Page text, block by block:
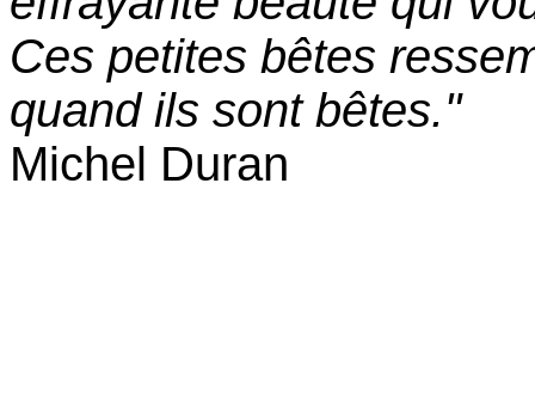
Ces petites bêtes
quand ils sont bêtes."
Michel Duran